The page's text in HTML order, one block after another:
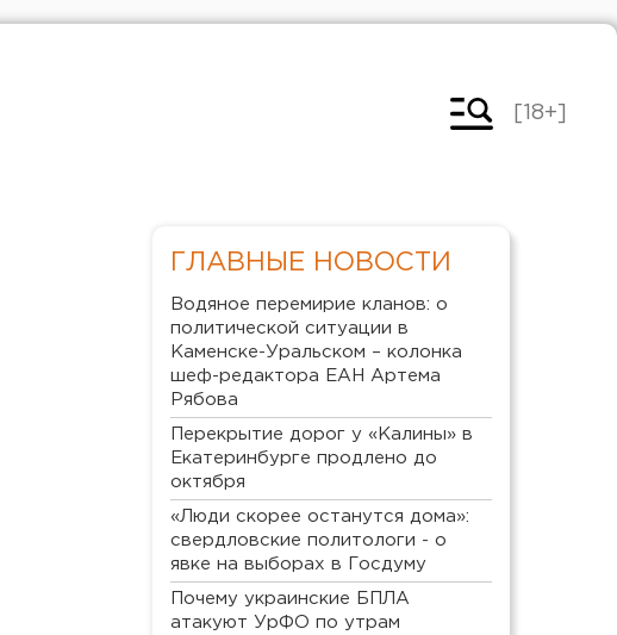
[18+]
ГЛАВНЫЕ НОВОСТИ
Водяное перемирие кланов: о
политической ситуации в
Каменске-Уральском – колонка
шеф-редактора ЕАН Артема
Рябова
Перекрытие дорог у «Калины» в
Екатеринбурге продлено до
октября
«Люди скорее останутся дома»:
свердловские политологи - о
явке на выборах в Госдуму
Почему украинские БПЛА
атакуют УрФО по утрам